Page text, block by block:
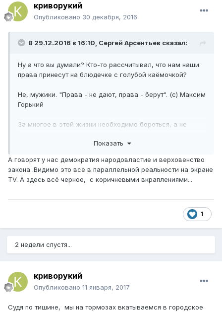
криворукий
Опубликовано 30 декабря, 2016
В 29.12.2016 в 16:10, Сергей Арсентьев сказал:
Ну а что вы думали? Кто-то рассчитывал, что нам наши
права принесут на блюдечке с голубой каёмочкой?
Не, мужики. "Права - не дают, права - берут". (c) Максим
Горький
За многое в этой жизни необходимо бороться, а не
И за это преобразование мы тоже еще поборемся, как и
Показать
А говорят у нас демократия народовластие и верховенство
закона .Видимо это все в параллельной реальности на экране
TV. А здесь всё черное, с коричневыми вкраплениями...
1
2 недели спустя...
криворукий
Опубликовано 11 января, 2017
Судя по тишине, мы на тормозах вкатываемся в городское